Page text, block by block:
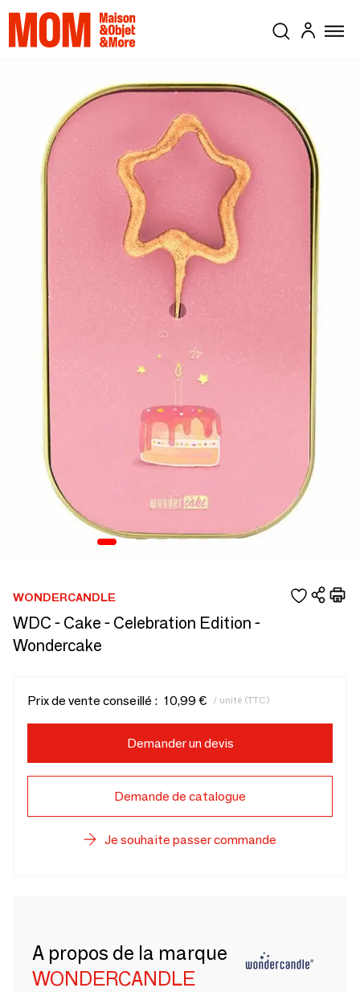
WONDERCANDLE
WDC - Cake - Celebration Edition -
Wondercake
Prix de vente conseillé : 10,99 € / unité (TTC)
Demander un devis
Demande de catalogue
Je souhaite passer commande
A propos de la marque
WONDERCANDLE